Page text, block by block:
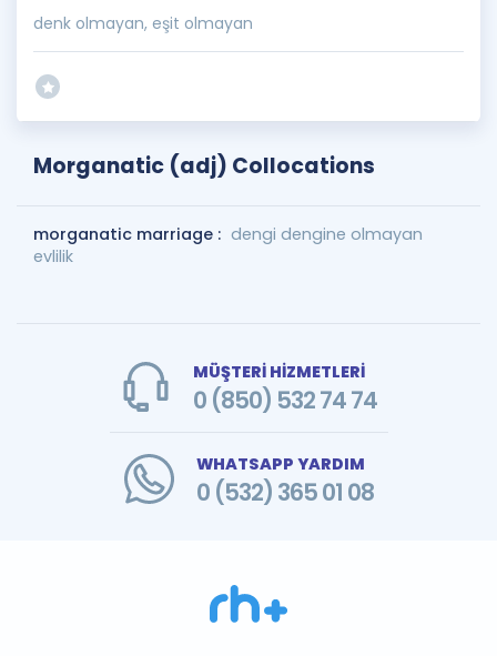
denk olmayan, eşit olmayan
Morganatic (adj) Collocations
morganatic marriage : dengi dengine olmayan
evlilik
MÜŞTERİ HİZMETLERİ
0 (850) 532 74 74
WHATSAPP YARDIM
0 (532) 365 01 08